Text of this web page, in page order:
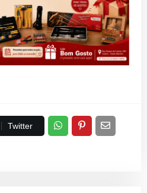
Twitter